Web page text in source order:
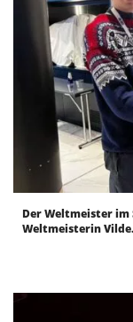
Der Weltmeister im
Weltmeisterin Vilde.